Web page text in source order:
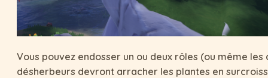
Vous pouvez endosser un ou deux rôles (ou même les
désherbeurs devront arracher les plantes en